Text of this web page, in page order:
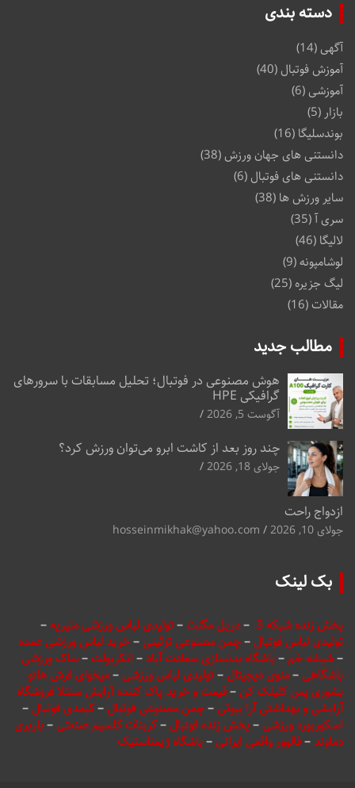
دسته بندی
آگهی(14)
آموزش فوتبال (40)
آموزشی(6)
بازار (5)
بوندسلیگا (16)
دانستنی های جهان ورزش(38)
دانستنی های فوتبال (6)
سایر ورزش ها (38)
سری آ(35)
لالیگا (46)
لوشامپونه(9)
لیگ جزیره (25)
مقالات(16)
مطالب جدید
هوش مصنوعی در فوتبال؛ تحلیل مسابقات با سرورهای
گرافیکی HPE
آگوست 5, 2026
چند روز بعد از کاشت ابرو می‌توان ورزش کرد؟
جولای 18, 2026
ازدواج راحت
جولای 10, 2026 hosseinmikhak@yahoo.com
بک لینک
پخش زنده شبکه 3 –دریل مگنت–تولیدی لباس ورزشی منیریه–
تولیدی لباس فوتبال –چمن مصنوعی تزئینی –خرید لباس ورزشی عمده
–شیشه خم–باشگاه بدنسازی سعادت آباد – انکربولت–ساک ورزشی
باشگاهی –منوی دیجیتال –تولیدی لباس ورزشی –میخوای فرش هاتو
بشوری پس کلیلک کن –قیمت و خرید پاک کننده آرایش سنتلا فروشگاه
آرایشی و بهداشتی آرا بیوتی –چمن مصنوعی فوتبال –کیمدی فوتبال –
اسکوربورد ورزشی –پخش زنده فوتبال –کربنات کلسیم صنعتی –باربری
دماوند–فالوور واقعی ایرانی –باشگاه ژیمناستیک